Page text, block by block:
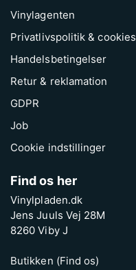
Vinylagenten
Privatlivspolitik & cookies
Handelsbetingelser
Retur & reklamation
GDPR
Job
Cookie indstillinger
Find os her
Vinylpladen.dk
Jens Juuls Vej 28M
8260 Viby J
Butikken (Find os)